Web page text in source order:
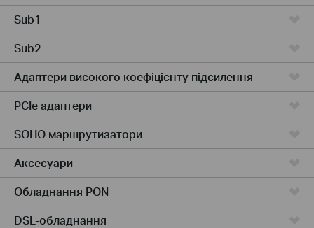
Sub1
Sub2
Адаптери високого коефіцієнту підсилення
PCIe адаптери
SOHO маршрутизатори
Аксесуари
Обладнання PON
DSL-обладнання